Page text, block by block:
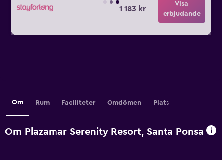
1 183 kr
Visa
erbjudande
Om Rum Faciliteter Omdömen Plats
Om Plazamar Serenity Resort, Santa Ponsa